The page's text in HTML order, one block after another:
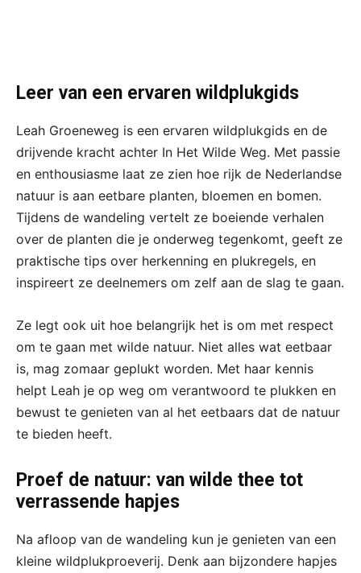
Leer van een ervaren wildplukgids
Leah Groeneweg is een ervaren wildplukgids en de
drijvende kracht achter In Het Wilde Weg. Met passie
en enthousiasme laat ze zien hoe rijk de Nederlandse
natuur is aan eetbare planten, bloemen en bomen.
Tijdens de wandeling vertelt ze boeiende verhalen
over de planten die je onderweg tegenkomt, geeft ze
praktische tips over herkenning en plukregels, en
inspireert ze deelnemers om zelf aan de slag te gaan.
Ze legt ook uit hoe belangrijk het is om met respect
om te gaan met wilde natuur. Niet alles wat eetbaar
is, mag zomaar geplukt worden. Met haar kennis
helpt Leah je op weg om verantwoord te plukken en
bewust te genieten van al het eetbaars dat de natuur
te bieden heeft.
Proef de natuur: van wilde thee tot
verrassende hapjes
Na afloop van de wandeling kun je genieten van een
kleine wildplukproeverij. Denk aan bijzondere hapjes